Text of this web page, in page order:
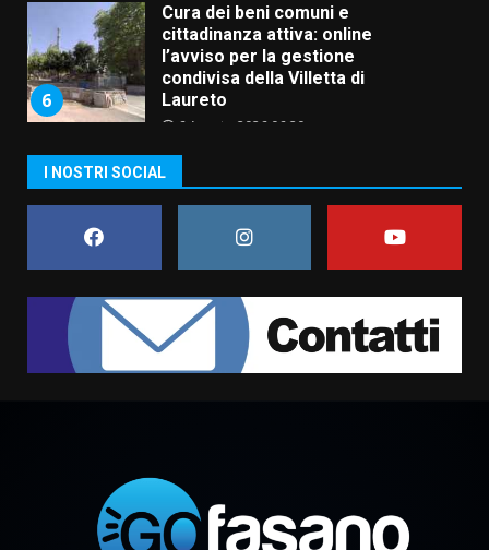
6
Cura dei beni comuni e
cittadinanza attiva: online
l’avviso per la gestione
condivisa della Villetta di
Laureto
6 Agosto 2026 06:20
assoluta de “L’Albergo
Belvedere. Il rapimento”
6 Agosto 2026 06:15
1
Rivoluzione”: nuovo
appuntamento con “Fasano in
Banda”
campionato di calcio”
7 Agosto 2026 06:00
I NOSTRI SOCIAL